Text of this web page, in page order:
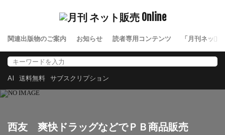
関連出版物のご案内 お知らせ 読者専用コンテンツ 「月刊ネット
AI 送料無料 サブスクリプション
西友 爽快ドラッグなどでＰＢ商品販売